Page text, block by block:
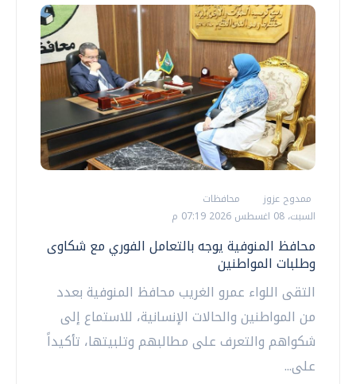
ممدوح عزوز
محافظات
السبت، 08 اغسطس 2026 07:19 م
محافظ المنوفية يوجه بالتعامل الفوري مع شكاوى
وطلبات المواطنين
التقى اللواء عمرو الغريب محافظ المنوفية بعدد
من المواطنين والحالات الإنسانية، للاستماع إلى
شكواهم والتعرف على مطالبهم وتلبيتها، تأكيداً
على...